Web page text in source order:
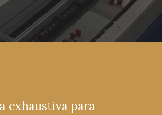
exhaustiva para